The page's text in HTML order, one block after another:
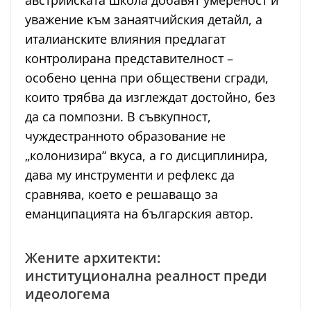
уважение към занаятчийския детайл, а
италианските влияния предлагат
контролирана представителност –
особено ценна при обществени сгради,
които трябва да изглеждат достойно, без
да са помпозни. В съвкупност,
чуждестранното образование не
„колонизира“ вкуса, а го дисциплинира,
дава му инструменти и рефлекс да
сравнява, което е решаващо за
еманципацията на българския автор.
Жените архитекти:
институционална реалност преди
идеологема